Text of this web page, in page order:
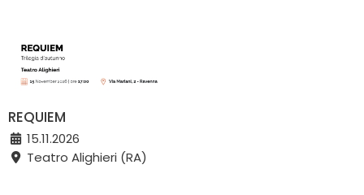
REQUIEM
15.11.2026
Teatro Alighieri (RA)